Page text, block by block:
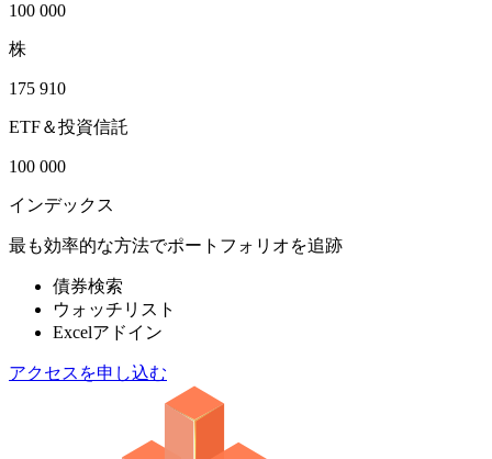
100 000
株
175 910
ETF＆投資信託
100 000
インデックス
最も効率的な方法でポートフォリオを追跡
債券検索
ウォッチリスト
Excelアドイン
アクセスを申し込む